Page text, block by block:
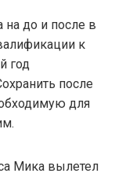
до и после в
к
год
после
для
Мика вылетел